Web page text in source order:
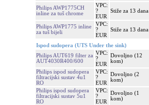
Philips AWP1775CH
inline za tuš chrome
VPC:
?
EUR
Stiže za 13 dana
Philips AWP1775 inline
za tuš bijeli
VPC:
?
EUR
Stiže za 13 dana
Ispod sudopera (UTS Under the sink)
Philips AUT619 filter za
AUT4030R400/600
VPC:
?
EUR
Dovoljno (12
kom)
Philips ispod sudopera
filtracijski sustav 4u1
RO
VPC:
?
EUR
Dovoljno (2
kom)
Philips ispod sudopera
filtracijski sustav 5u1
RO
VPC:
?
EUR
Dovoljno (1
kom)